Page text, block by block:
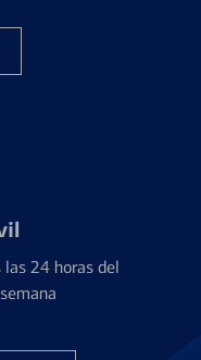
las 24 horas del